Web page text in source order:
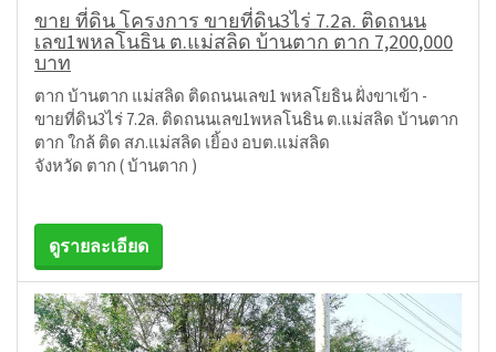
ขาย ที่ดิน โครงการ ขายที่ดิน3ไร่ 7.2ล. ติดถนน
เลข1พหลโนธิน ต.แม่สลิด บ้านตาก ตาก 7,200,000
บาท
ตาก บ้านตาก แม่สลิด ติดถนนเลข1 พหลโยธิน ฝั่งขาเข้า -
ขายที่ดิน3ไร่ 7.2ล. ติดถนนเลข1พหลโนธิน ต.แม่สลิด บ้านตาก
ตาก ใกล้ ติด สภ.แม่สลิด เยิ้อง อบต.แม่สลิด
จังหวัด ตาก ( บ้านตาก )
ดูรายละเอียด